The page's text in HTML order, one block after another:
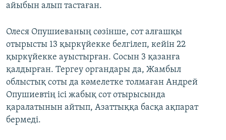
айыбын алып тастаған.
Олеся Опушиеваның сөзінше, сот алғашқы
отырысты 13 қыркүйекке белгілеп, кейін 22
қыркүйекке ауыстырған. Сосын 3 қазанға
қалдырған. Тергеу органдары да, Жамбыл
облыстық соты да кәмелетке толмаған Андрей
Опушиевтің ісі жабық сот отырысында
қаралатынын айтып, Азаттыққа басқа ақпарат
бермеді.